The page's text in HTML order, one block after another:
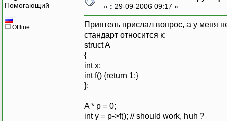
Помогающий
Offline
« : 29-09-2006 09:17 »
Приятель прислал вопрос, а у меня
стандарт относится к:
struct A
{
int x;
int f() {return 1;}
};
A * p = 0;
int y = p->f(); // should work, huh ?